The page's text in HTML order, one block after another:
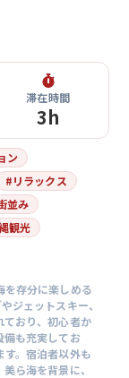
滞在時間
3h
ン
#リラックス
並み
観光
を存分に楽しめる
ジェットスキー、
ており、初心者か
備も充実してお
。宿泊者以外も
ら海を背景に、